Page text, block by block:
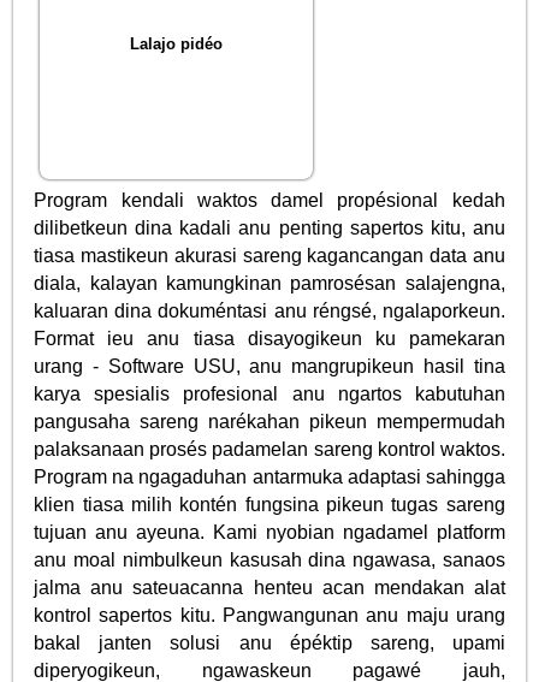
Lalajo pidéo
Program kendali waktos damel propésional kedah
dilibetkeun dina kadali anu penting sapertos kitu, anu
tiasa mastikeun akurasi sareng kagancangan data anu
diala, kalayan kamungkinan pamrosésan salajengna,
kaluaran dina dokuméntasi anu réngsé, ngalaporkeun.
Format ieu anu tiasa disayogikeun ku pamekaran
urang - Software USU, anu mangrupikeun hasil tina
karya spesialis profesional anu ngartos kabutuhan
pangusaha sareng narékahan pikeun mempermudah
palaksanaan prosés padamelan sareng kontrol waktos.
Program na ngagaduhan antarmuka adaptasi sahingga
klien tiasa milih kontén fungsina pikeun tugas sareng
tujuan anu ayeuna. Kami nyobian ngadamel platform
anu moal nimbulkeun kasusah dina ngawasa, sanaos
jalma anu sateuacanna henteu acan mendakan alat
kontrol sapertos kitu. Pangwangunan anu maju urang
bakal janten solusi anu épéktip sareng, upami
diperyogikeun, ngawaskeun pagawé jauh,